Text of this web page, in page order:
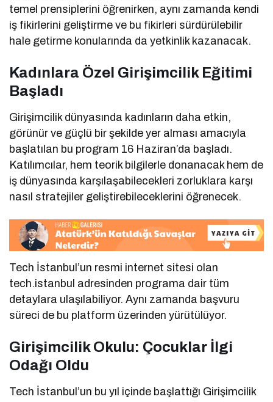
temel prensiplerini öğrenirken, aynı zamanda kendi
iş fikirlerini geliştirme ve bu fikirleri sürdürülebilir
hale getirme konularında da yetkinlik kazanacak.
Kadınlara Özel Girişimcilik Eğitimi
Başladı
Girişimcilik dünyasında kadınların daha etkin,
görünür ve güçlü bir şekilde yer alması amacıyla
başlatılan bu program 16 Haziran’da başladı.
Katılımcılar, hem teorik bilgilerle donanacak hem de
iş dünyasında karşılaşabilecekleri zorluklara karşı
nasıl stratejiler geliştirebileceklerini öğrenecek.
Tech İstanbul’un resmi internet sitesi olan
tech.istanbul adresinden programa dair tüm
detaylara ulaşılabiliyor. Aynı zamanda başvuru
süreci de bu platform üzerinden yürütülüyor.
Girişimcilik Okulu: Çocuklar İlgi
Odağı Oldu
Tech İstanbul’un bu yıl içinde başlattığı Girişimcilik